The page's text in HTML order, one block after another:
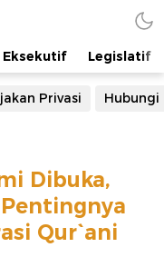
Eksekutif Legislatif
Privasi Hubungi
Dibuka,
Qur`ani